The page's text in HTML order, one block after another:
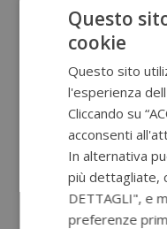
Articoli recenti
ALLERGIE
CAPELLI SANI E
VEDERE BENE
QUALSIASI ETA’
PREBIOTICI,
COME AIUTARE
Questo
cookie
Questo sito
l'esperienza
Cliccando su
acconsenti
In alternativa
più dettagliate,
DETTAGLI", e
preferenze